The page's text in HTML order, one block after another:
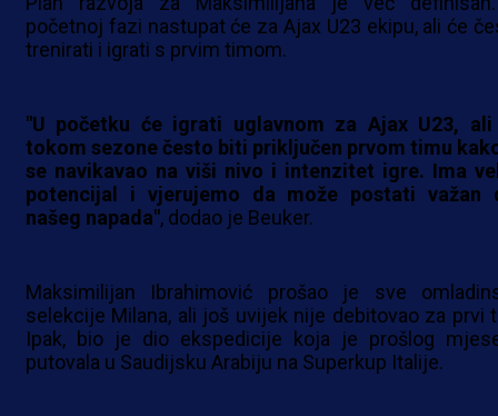
početnoj fazi nastupat će za Ajax U23 ekipu, ali će
trenirati i igrati s prvim timom.
"U početku će igrati uglavnom za Ajax U23, ali
tokom sezone često biti priključen prvom timu
se navikavao na viši nivo i intenzitet igre. Ima
potencijal i vjerujemo da može postati važan
našeg napada", dodao je Beuker.
Maksimilijan Ibrahimović prošao je sve
selekcije Milana, ali još uvijek nije debitovao za prvi
Ipak, bio je dio ekspedicije koja je prošlog
putovala u Saudijsku Arabiju na Superkup Italije.